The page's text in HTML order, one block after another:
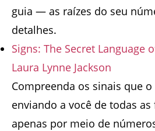
guia — as raízes do seu
detalhes.
Signs: The Secret Language
Laura Lynne Jackson
Compreenda os sinais que
enviando a você de todas
apenas por meio de